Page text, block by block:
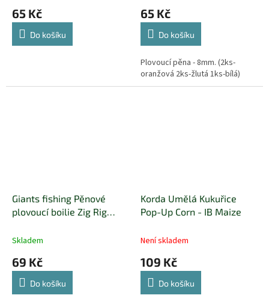
65 Kč
Do košíku
65 Kč
Do košíku
Plovoucí pěna - 8mm. (2ks-
oranžová 2ks-žlutá 1ks-bílá)
Giants fishing Pěnové
plovoucí boilie Zig Rig
14mm,12ks
Skladem
69 Kč
Do košíku
Korda Umělá Kukuřice
Pop-Up Corn - IB Maize
Není skladem
109 Kč
Do košíku